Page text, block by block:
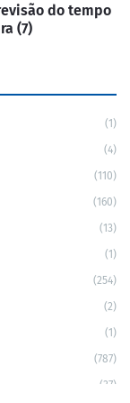
do tempo
(7)
(1)
(4)
(110)
(160)
(13)
(1)
(254)
(2)
(1)
(787)
(37)